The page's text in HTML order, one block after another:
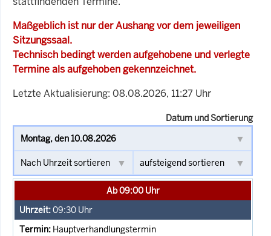
Maßgeblich ist nur der Aushang vor dem jeweiligen
Sitzungssaal.
Technisch bedingt werden aufgehobene und verlegte
Termine als aufgehoben gekennzeichnet.
Letzte Aktualisierung: 08.08.2026, 11:27 Uhr
Datum und Sortierung
Ab 09:00 Uhr
09:30 Uhr
Hauptverhandlungstermin